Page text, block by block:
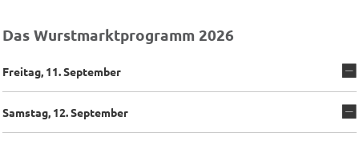
Das Wurstmarktprogramm 2026
Freitag, 11. September
Samstag, 12. September